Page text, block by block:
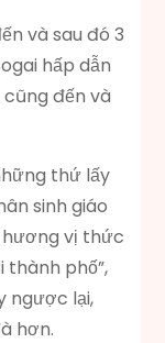
và sau đó 3
hấp dẫn
đến và
thứ lấy
sinh giáo
hương vị thức
phố”,
ngược lại,
hơn.